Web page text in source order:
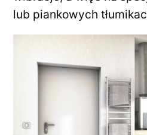
lub piankowych